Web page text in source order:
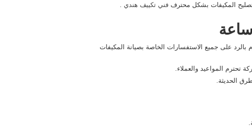
المكيفات بشكل محترف فني تكييف هندي
بالرد على جميع الاستفسارات الخاصة بصيانة المكيفات
تحترم المواعيد والعملاء.
الحديثة.